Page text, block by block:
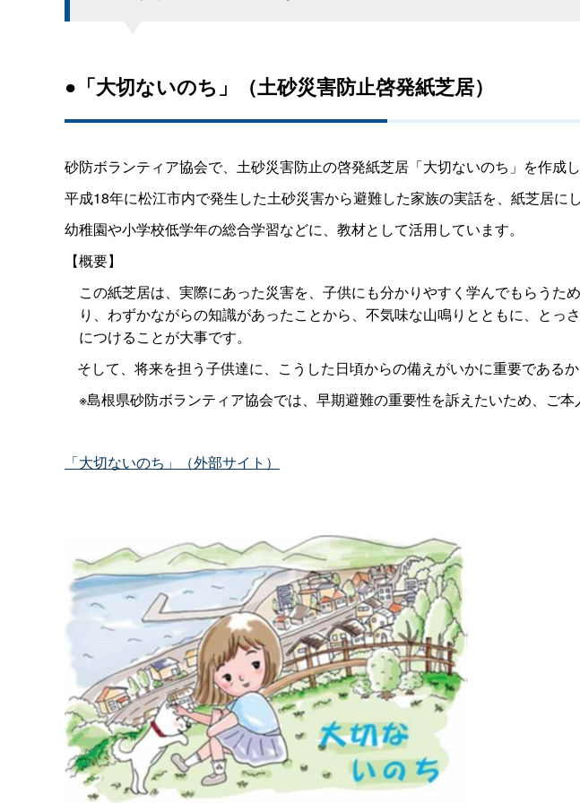
●「大切ないのち」（土砂災害防止啓発紙芝居）
砂防ボランティア協会で、土砂災害防止の啓発紙芝居「大切ないのち」を作成し
平成18年に松江市内で発生した土砂災害から避難した家族の実話を、紙芝居にし
幼稚園や小学校低学年の総合学習などに、教材として活用しています。
【概要】
この紙芝居は、実際にあった災害を、子供にも分かりやすく学んでもらう
り、わずかながらの知識があったことから、不気味な山鳴りとともに、と
につけることが大事です。
そして、将来を担う子供達に、こうした日頃からの備えがいかに重要である
※島根県砂防ボランティア協会では、早期避難の重要性を訴えたいため、ご本
「大切ないのち」（外部サイト）